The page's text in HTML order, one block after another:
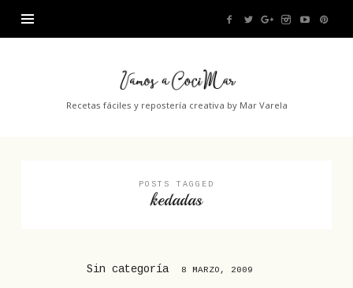
Vamos
CociMar
Recetas fáciles y repostería creativa by Mar Varela
POSTS TAGGED
kedadas
Sin categoría 8 MARZO, 2009